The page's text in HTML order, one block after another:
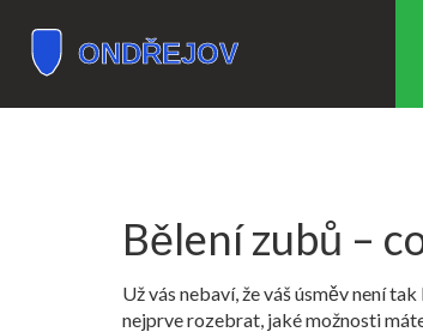
Bělení zubů –
Už vás nebaví, že váš úsměv není
nejprve rozebrat, jaké možnosti